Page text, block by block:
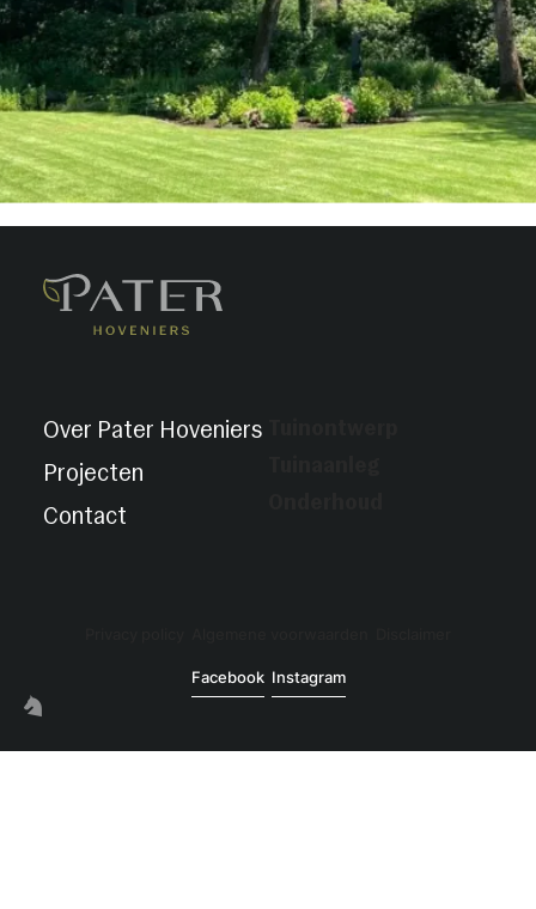
Over Pater Hoveniers
Projecten
Contact
Facebook Instagram